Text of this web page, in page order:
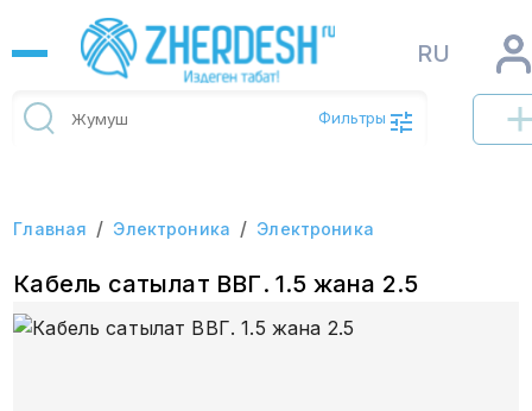
RU
Фильтры
Главная / Электроника / Электроника
Кабель сатылат ВВГ. 1.5 жана 2.5